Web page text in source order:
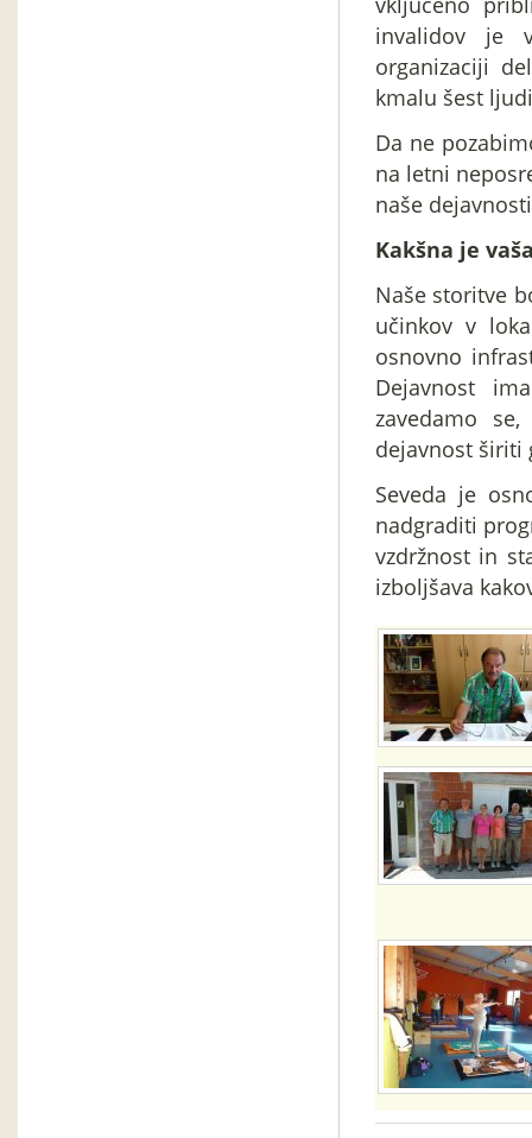
invalidov je
organizaciji
kmalu šest
Da ne
na letni
naše
Kakšna je
Naše storitve
učinkov v
osnovno
Dejavnost
zavedamo
dejavnost širiti
Seveda je
nadgraditi
vzdržnost in
izboljšava